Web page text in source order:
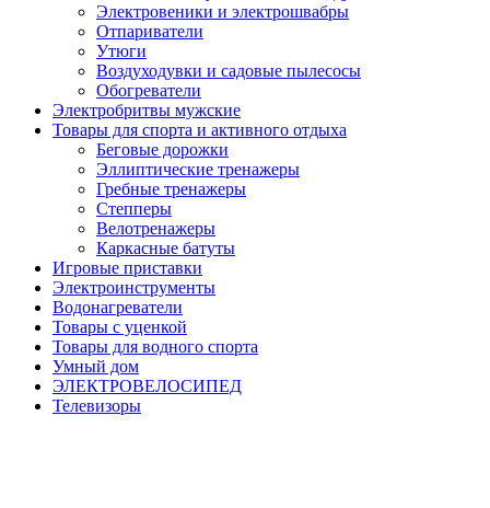
Электровеники и электрошвабры
Отпариватели
Утюги
Воздуходувки и садовые пылесосы
Обогреватели
Электробритвы мужские
Товары для спорта и активного отдыха
Беговые дорожки
Эллиптические тренажеры
Гребные тренажеры
Степперы
Велотренажеры
Каркасные батуты
Игровые приставки
Электроинструменты
Водонагреватели
Товары с уценкой
Товары для водного спорта
Умный дом
ЭЛЕКТРОВЕЛОСИПЕД
Телевизоры